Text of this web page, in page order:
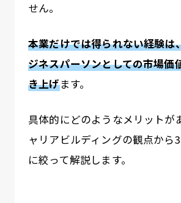
せん。
本業だけでは得られない経験は
ジネスパーソンとしての市場価
き上げます。
具体的にどのようなメリットが
ャリアビルディングの観点から
に絞って解説します。